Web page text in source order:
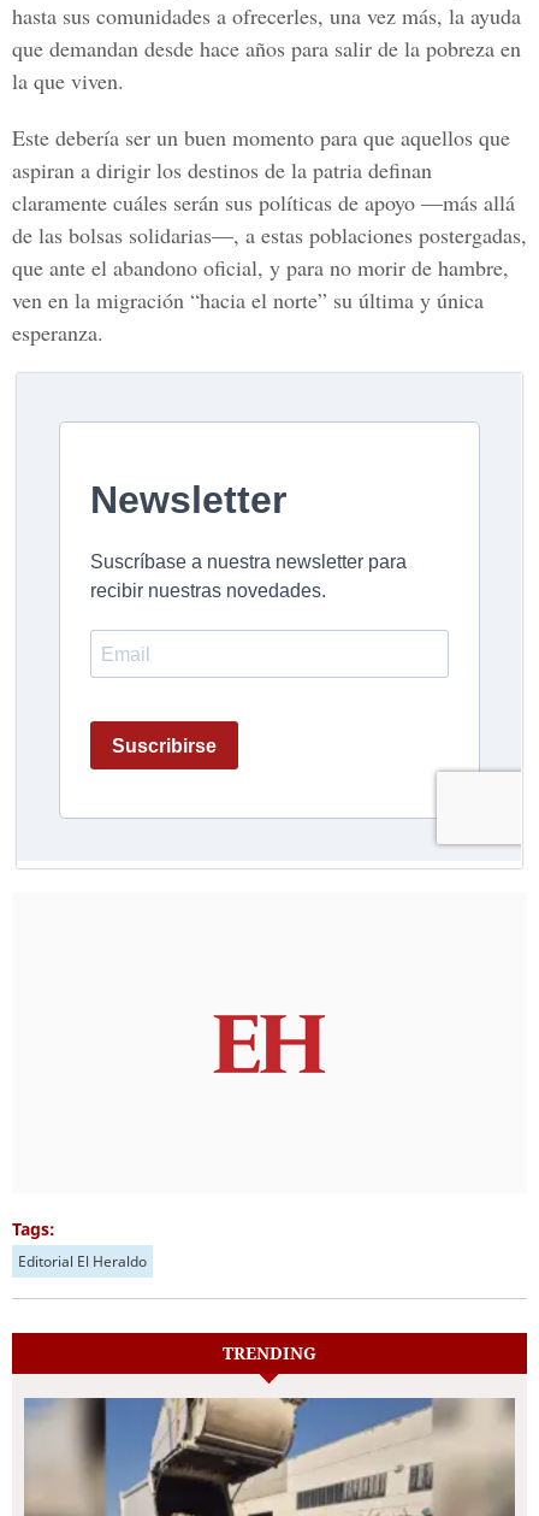
hasta sus comunidades a ofrecerles, una vez más, la ayuda
que demandan desde hace años para salir de la pobreza en
la que viven.
Este debería ser un buen momento para que aquellos que
aspiran a dirigir los destinos de la patria definan
claramente cuáles serán sus políticas de apoyo —más allá
de las bolsas solidarias—, a estas poblaciones postergadas,
que ante el abandono oficial, y para no morir de hambre,
ven en la migración “hacia el norte” su última y única
esperanza.
Tags:
Editorial El Heraldo
TRENDING